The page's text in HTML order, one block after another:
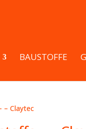
BAUSTOFFE